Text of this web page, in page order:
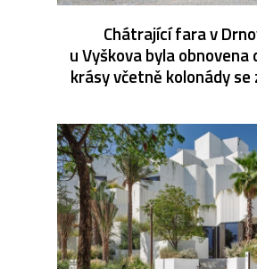
Chátrající fara v
u Vyškova byla obnovena
krásy včetně kolonády